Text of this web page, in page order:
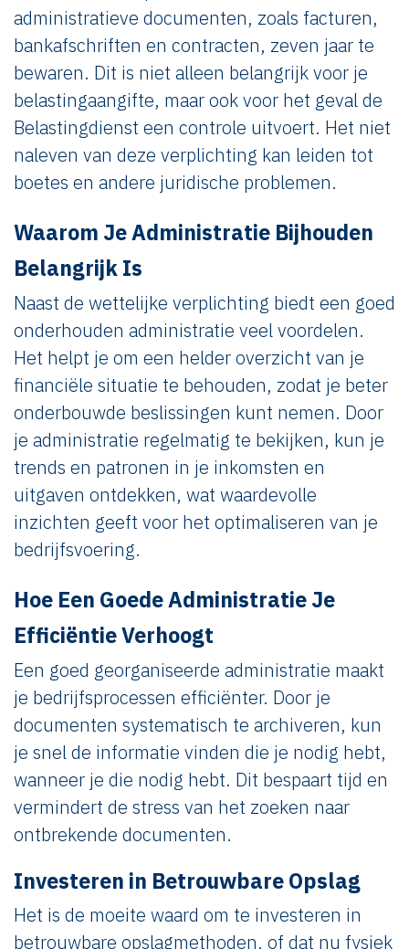
administratieve documenten, zoals facturen,
bankafschriften en contracten, zeven jaar te
bewaren. Dit is niet alleen belangrijk voor je
belastingaangifte, maar ook voor het geval de
Belastingdienst een controle uitvoert. Het niet
naleven van deze verplichting kan leiden tot
boetes en andere juridische problemen.
Waarom Je Administratie Bijhouden
Belangrijk Is
Naast de wettelijke verplichting biedt een goed
onderhouden administratie veel voordelen.
Het helpt je om een helder overzicht van je
financiële situatie te behouden, zodat je beter
onderbouwde beslissingen kunt nemen. Door
je administratie regelmatig te bekijken, kun je
trends en patronen in je inkomsten en
uitgaven ontdekken, wat waardevolle
inzichten geeft voor het optimaliseren van je
bedrijfsvoering.
Hoe Een Goede Administratie Je
Efficiëntie Verhoogt
Een goed georganiseerde administratie maakt
je bedrijfsprocessen efficiënter. Door je
documenten systematisch te archiveren, kun
je snel de informatie vinden die je nodig hebt,
wanneer je die nodig hebt. Dit bespaart tijd en
vermindert de stress van het zoeken naar
ontbrekende documenten.
Investeren in Betrouwbare Opslag
Het is de moeite waard om te investeren in
betrouwbare opslagmethoden, of dat nu fysiek